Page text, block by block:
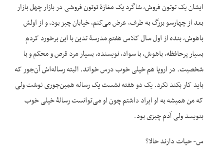
ایشان یک توتون فروش، شاگرد یک مغازۀ توتون فروشی در بازار چهل بازار
بعد از چهارسو بزرگ به طرف، عرض می‌کنم، خیابان چیز بود، و از اولش
باهوش، بنده از اول سال کلاس هفتم مدرسۀ تدین با این برخورد کردم
بسیار پرحافظه، باهوش، با سواد، نویسنده، بسیار مرد قرص و محکم و با
شخصیت. در اروپا هم خیلی خوب درس خواند. البته رساله‌اش آن‌جور که
باید کار بکند نکرد. یک دو هفته نشست یک رساله همین‌جوری نوشت ولی
که من همیشه به او ایراد داشتم چون او می‌توانست رسالۀ خیلی خوب
بنویسد ولی آدم چیزی بود.
س- حیات دارند حالا؟